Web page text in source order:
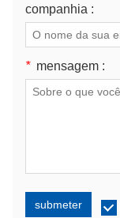
companhia :
* mensagem :
submeter